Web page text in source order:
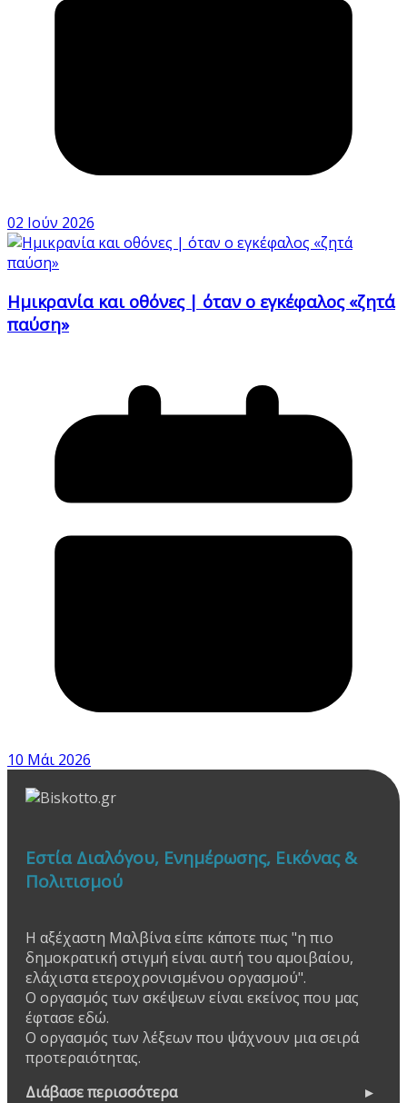
02 Ιούν 2026
Ημικρανία και οθόνες | όταν ο εγκέφαλος «ζητά
παύση»
10 Μάι 2026
Εστία Διαλόγου, Ενημέρωσης, Εικόνας &
Πολιτισμού
Η αξέχαστη Μαλβίνα είπε κάποτε πως "η πιο
δημοκρατική στιγμή είναι αυτή του αμοιβαίου,
ελάχιστα ετεροχρονισμένου οργασμού".
Ο οργασμός των σκέψεων είναι εκείνος που μας
έφτασε εδώ.
Ο οργασμός των λέξεων που ψάχνουν μια σειρά
προτεραιότητας.
Διάβασε περισσότερα